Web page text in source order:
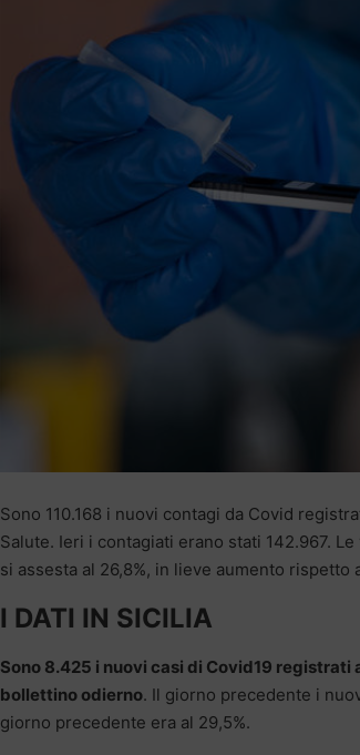
Sono 110.168 i nuovi contagi da Covid
Salute. Ieri i contagiati erano stati 142.967.
si assesta al 26,8%, in lieve aumento rispetto
I DATI IN SICILIA
Sono 8.425 i nuovi casi di Covid19
bollettino odierno. Il giorno precedente i
giorno precedente era al 29,5%.